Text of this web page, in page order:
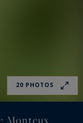
20 PHOTOS
Monteux